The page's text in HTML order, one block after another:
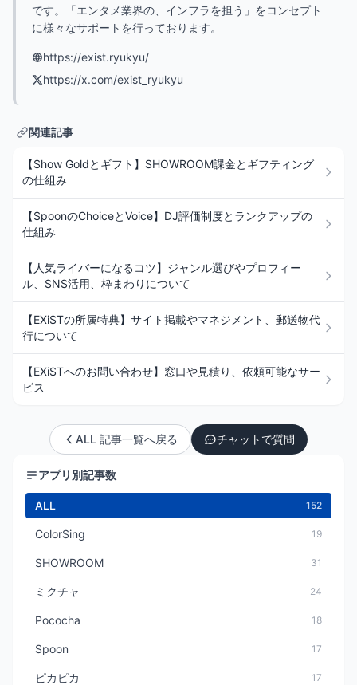
Amazonで見てみる
です。「エンタメ業界の、インフラを担う」をコンセプト
に様々なサポートを行っております。
https://exist.ryukyu/
https://x.com/exist_ryukyu
関連記事
【Show Goldとギフト】SHOWROOM課金とギフティング
の仕組み
【SpoonのChoiceとVoice】DJ評価制度とランクアップの
仕組み
【人気ライバーになるコツ】ジャンル選びやプロフィー
ル、SNS活用、枠まわりについて
【EXiSTの所属特典】サイト掲載やマネジメント、郵送物代
行について
【EXiSTへのお問い合わせ】窓口や見積り、依頼可能なサー
ビス
ALL 記事一覧へ戻る チャットで質問
アプリ別記事数
ALL 152
ColorSing 19
SHOWROOM 31
ミクチャ 24
Pococha 18
Spoon 17
ピカピカ 17